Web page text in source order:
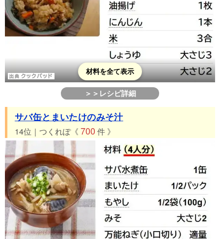
材料を全て表示
＞＞レシピ詳細
サバ缶とまいたけのみそ汁
14位｜つくれぽ《 700 件 》